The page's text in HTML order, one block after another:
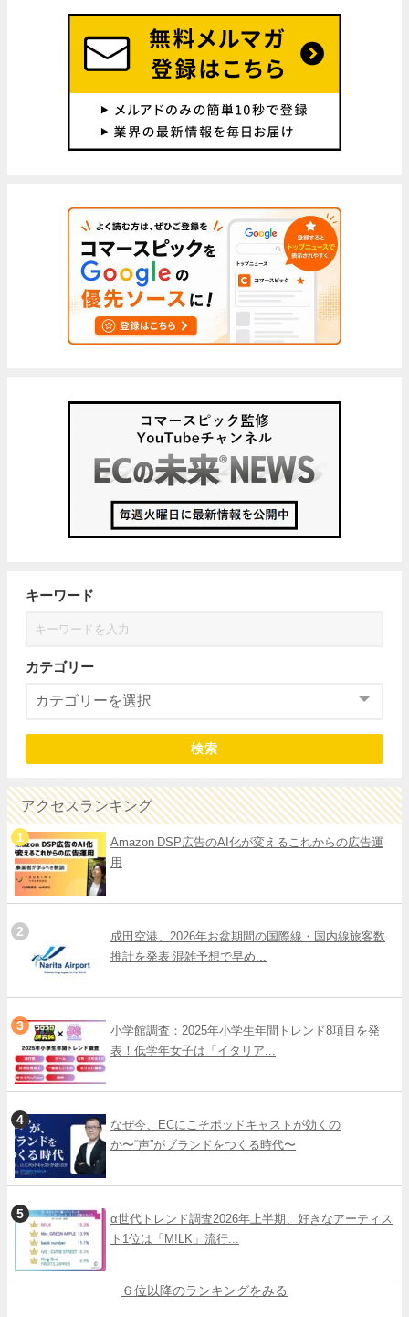
キーワード
カテゴリー
検索
アクセスランキング
Amazon DSP広告のAI化が変えるこれからの広告運
用
成田空港、2026年お盆期間の国際線・国内線旅客数
推計を発表 混雑予想で早め...
小学館調査：2025年小学生年間トレンド8項目を発
表！低学年女子は「イタリア...
なぜ今、ECにこそポッドキャストが効くの
か〜“声”がブランドをつくる時代〜
α世代トレンド調査2026年上半期、好きなアーティス
ト1位は「M!LK」流行...
６位以降のランキングをみる